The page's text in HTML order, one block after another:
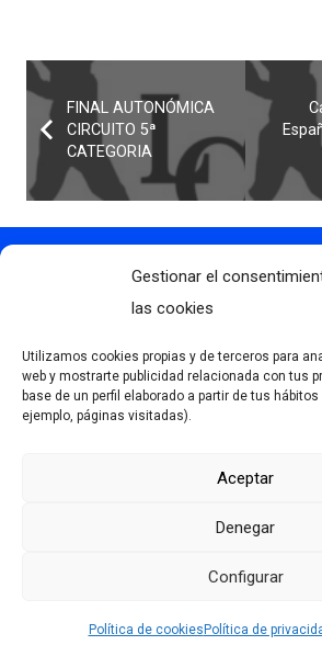
Gestionar el
las cookies
Utilizamos cookies propias y de terceros para
web y mostrarte publicidad relacionada con tus
base de un perfil elaborado a partir de tus
ejemplo, páginas visitadas).
Aceptar
Denegar
Configurar
Política de cookies Política de
FINAL AUTONÓMICA
CIRCUITO 5ª
CATEGORIA
Contacto
info@clubdegolflascaldas.com
681 163 108
La Premaña s/n, 33174, Oviedo,
Más información
Política de cookies (UE)